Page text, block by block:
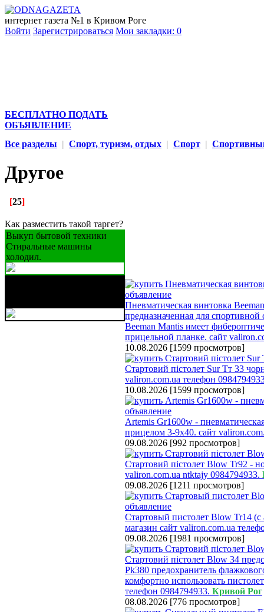
интернет газета №1 в Кривом Роге
Войти Зарегистрироваться Мои закладки: 0
БЕСПЛАТНО ПОДАТЬ
ОБЪЯВЛЕНИЕ
Все разделы | Спорт, туризм, отдых | Спорт |
Другое
[25]
Как разместить такой таргет?
Выкуп бытовой техники
Стиральные машины
холодил.
Пневматическая винтовка
предназначенная для
Beeman Mantis имеет
прицельной планке. сайт
10.08.2026 [1599 просмотров]
Стартовий пістолет Sur Тт 33
valiron.com.ua телефон
10.08.2026 [1599 просмотров]
Artemis Gr1600w -
прицелом 3-9х40. сайт
09.08.2026 [992 просмотров]
Стартовий пістолет Blow Tr92 -
valiron.com.ua ntktajy 0984794933.
09.08.2026 [1211 просмотров]
Стартовый пистолет Blow Tr14
магазин cайт valiron.com.ua
09.08.2026 [1981 просмотров]
Стартовий пістолет Blow 34
Pk380 предохранитель
комфортно использовать
телефон 0984794933. Кривой Рог
08.08.2026 [776 просмотров]